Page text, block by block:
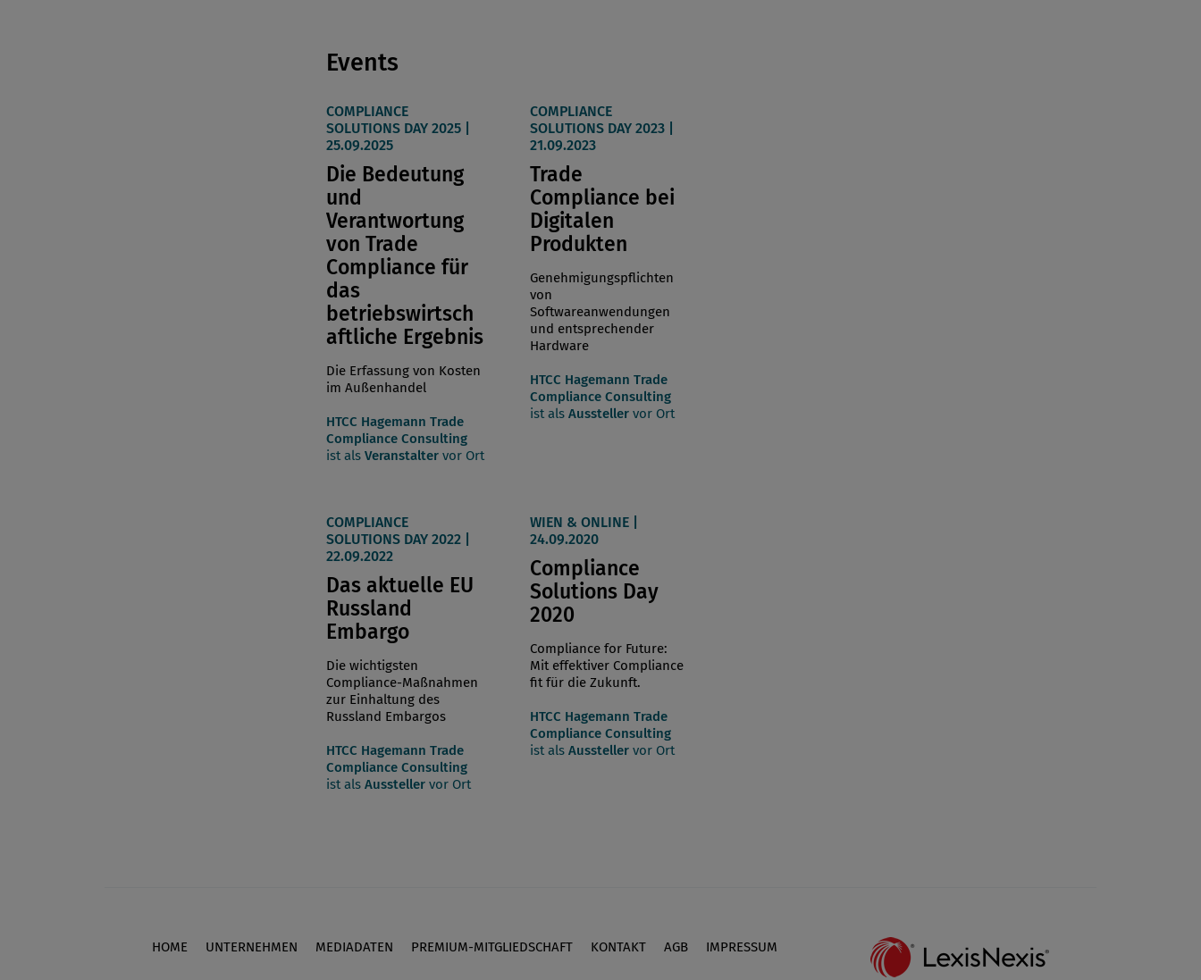
Events
COMPLIANCE
SOLUTIONS DAY 2025 |
25.09.2025
Die Bedeutung
und
Verantwortung
von Trade
Compliance für
das
betriebswirtsch
aftliche Ergebnis
Die Erfassung von Kosten
im Außenhandel
HTCC Hagemann Trade
Compliance Consulting
ist als Veranstalter vor Ort
COMPLIANCE
SOLUTIONS DAY 2023 |
21.09.2023
Trade
Compliance bei
Digitalen
Produkten
Genehmigungspflichten
von
Softwareanwendungen
und entsprechender
Hardware
HTCC Hagemann Trade
Compliance Consulting
ist als Ausstellervor Ort
COMPLIANCE
SOLUTIONS DAY 2022 |
22.09.2022
Das aktuelle EU
Russland
Embargo
Die wichtigsten
Compliance-Maßnahmen
zur Einhaltung des
Russland Embargos
HTCC Hagemann Trade
Compliance Consulting
ist als Aussteller vor Ort
WIEN & ONLINE |
24.09.2020
Compliance
Solutions Day
2020
Compliance for Future:
Mit effektiver Compliance
fit für die Zukunft.
HTCC Hagemann Trade
Compliance Consulting
ist als Ausstellervor Ort
Footer
HOME UNTERNEHMEN MEDIADATEN PREMIUM-MITGLIEDSCHAFT KONTAKT AGB IMPRESSUM